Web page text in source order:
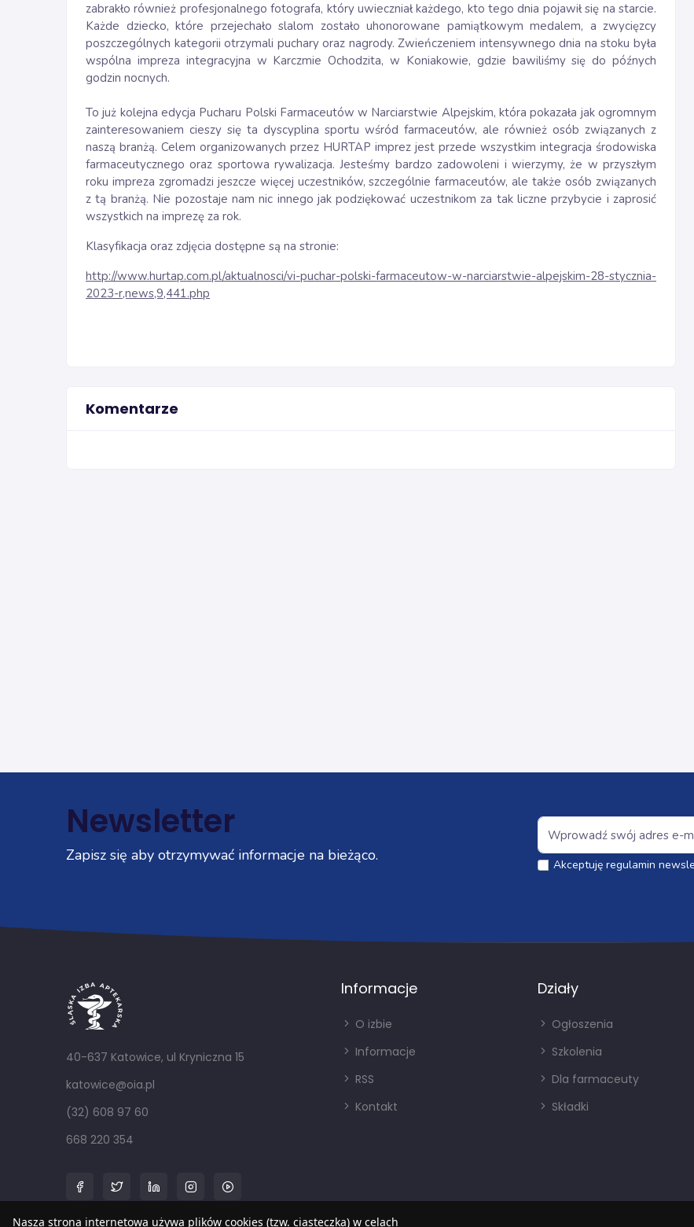
zabrakło również profesjonalnego fotografa, który uwieczniał każdego, kto tego dnia pojawił się na starcie.
Każde dziecko, które przejechało slalom zostało uhonorowane pamiątkowym medalem, a zwycięzcy
poszczególnych kategorii otrzymali puchary oraz nagrody. Zwieńczeniem intensywnego dnia na stoku była
wspólna impreza integracyjna w Karczmie Ochodzita, w Koniakowie, gdzie bawiliśmy się do późnych
godzin nocnych.
To już kolejna edycja Pucharu Polski Farmaceutów w Narciarstwie Alpejskim, która pokazała jak ogromnym
zainteresowaniem cieszy się ta dyscyplina sportu wśród farmaceutów, ale również osób związanych z
naszą branżą. Celem organizowanych przez HURTAP imprez jest przede wszystkim integracja środowiska
farmaceutycznego oraz sportowa rywalizacja. Jesteśmy bardzo zadowoleni i wierzymy, że w przyszłym
roku impreza zgromadzi jeszcze więcej uczestników, szczególnie farmaceutów, ale także osób związanych
z tą branżą. Nie pozostaje nam nic innego jak podziękować uczestnikom za tak liczne przybycie i zaprosić
wszystkich na imprezę za rok.
Klasyfikacja oraz zdjęcia dostępne są na stronie:
http://www.hurtap.com.pl/aktualnosci/vi-puchar-polski-farmaceutow-w-narciarstwie-alpejskim-28-stycznia-
2023-r,news,9,441.php
Komentarze
Newsletter
Zapisz się aby otrzymywać informacje na bieżąco.
Akceptuję regulamin
40-637 Katowice, ul Kryniczna 15
katowice@oia.pl
(32) 608 97 60
668 220 354
Informacje
O izbie
Informacje
RSS
Kontakt
Działy
Ogłoszenia
Szkolenia
Dla farmaceuty
Składki
Nasza strona internetowa używa plików cookies (tzw. ciasteczka) w celach